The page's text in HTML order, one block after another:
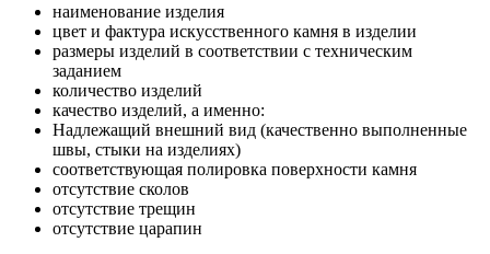
наименование изделия
цвет и фактура искусственного камня в изделии
размеры изделий в соответствии с техническим
заданием
количество изделий
качество изделий, а именно:
Надлежащий внешний вид (качественно выполненные
швы, стыки на изделиях)
соответствующая полировка поверхности камня
отсутствие сколов
отсутствие трещин
отсутствие царапин